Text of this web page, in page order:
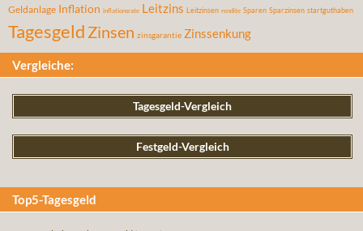
Geldanlage Inflation inflationsrate Leitzins Leitzinsen rendite Sparen Sparzinsen startguthaben
Tagesgeld Zinsen zinsgarantie Zinssenkung
Vergleiche:
Tagesgeld-Vergleich
Festgeld-Vergleich
Top5-Tagesgeld